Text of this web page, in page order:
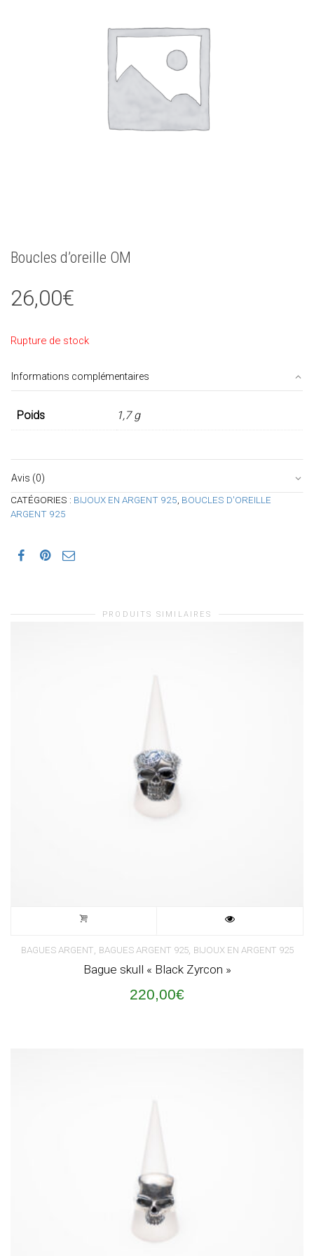
Boucles d’oreille OM
26,00€
Rupture de stock
Informations complémentaires
Poids 1,7 g
Avis (0)
CATÉGORIES : BIJOUX EN ARGENT 925 BOUCLES D'OREILLE
ARGENT 925
PRODUITS SIMILAIRES
BAGUES ARGENT, BAGUES ARGENT 925, BIJOUX EN ARGENT 925
Bague skull « Black Zyrcon »
220,00€